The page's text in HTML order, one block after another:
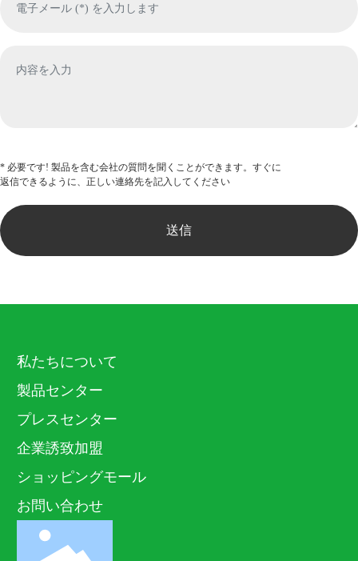
* 必要です! 製品を含む会社の質問を聞くことができます。すぐに
返信できるように、正しい連絡先を記入してください
送信
私たちについて
製品センター
プレスセンター
企業誘致加盟
ショッピングモール
お問い合わせ